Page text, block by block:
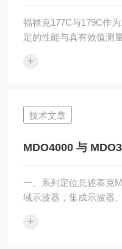
福禄克177C与179C作
定的性能与真有效值测
致，但在细节功能上存
均为±(0.09%+2)，支持
应对非正弦波信号的精
示屏与模拟条形图，测
号，同时具...
+
技术文章
MDO4000 与
一、系列定位总述泰克
域示波器，集成示波器
式调试、电源测试场景
+